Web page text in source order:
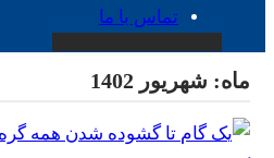
تماس با ما
ماه: شهریور 1402